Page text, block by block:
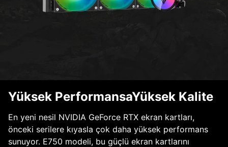
Yüksek PerformansaYüksek Kalite
En yeni nesil NVIDIA GeForce RTX ekran kartları,
önceki serilere kıyasla çok daha yüksek performans
sunuyor. E750 modeli, bu güçlü ekran kartlarını